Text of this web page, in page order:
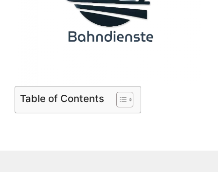
Table of Contents